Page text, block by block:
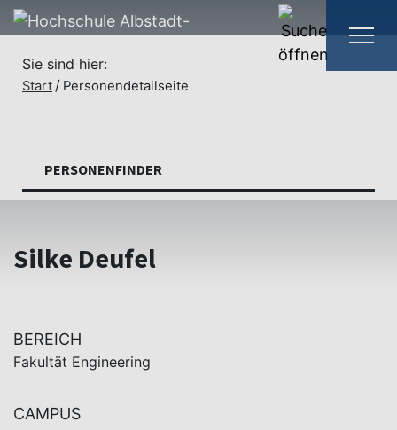
Sie sind hier:
Start Personendetailseite
PERSONENFINDER
Silke Deufel
BEREICH
Fakultät Engineering
CAMPUS